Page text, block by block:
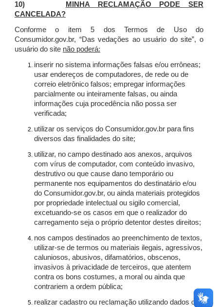
10)
MINHA RECLAMAÇÃO PODE SER
CANCELADA?
Conforme o item 5 dos Termos de Uso do
Consumidor.gov.br, “Das vedações ao usuário do site”, o
usuário do site não poderá:
inserir no sistema informações falsas e/ou errôneas;
usar endereços de computadores, de rede ou de
correio eletrônico falsos; empregar informações
parcialmente ou inteiramente falsas, ou ainda
informações cuja procedência não possa ser
verificada;
utilizar os serviços do Consumidor.gov.br para fins
diversos das finalidades do site;
utilizar, no campo destinado aos anexos, arquivos
com vírus de computador, com conteúdo invasivo,
destrutivo ou que cause dano temporário ou
permanente nos equipamentos do destinatário e/ou
do Consumidor.gov.br, ou ainda materiais protegidos
por propriedade intelectual ou sigilo comercial,
excetuando-se os casos em que o realizador do
carregamento seja o próprio detentor destes direitos;
nos campos destinados ao preenchimento de textos,
utilizar-se de termos ou materiais ilegais, agressivos,
caluniosos, abusivos, difamatórios, obscenos,
invasivos à privacidade de terceiros, que atentem
contra os bons costumes, a moral ou ainda que
contrariem a ordem pública;
realizar cadastro ou reclamação utilizando dados ou